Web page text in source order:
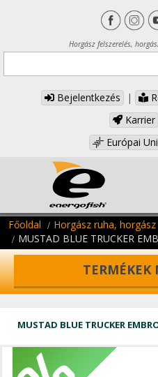
Horgász felszerelés,
Bejelentkezés |
Karrier
Európai
Főoldal Horgász ruha,
MUSTAD BLUE TRUCKER
TERMÉKEK
MUSTAD BLUE TRUCKER